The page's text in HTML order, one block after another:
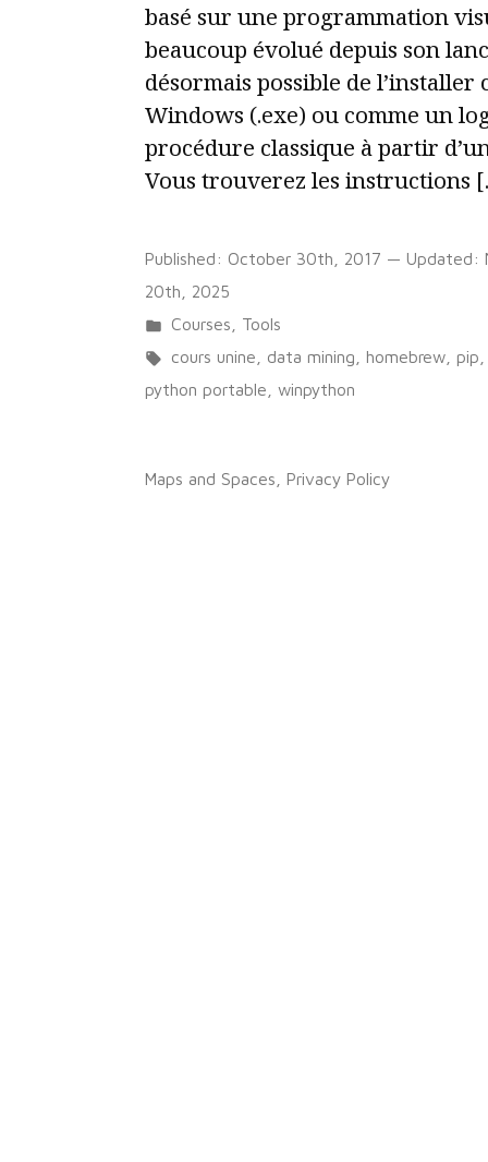
basé sur une programmation
beaucoup évolué depuis son
désormais possible de
Windows (.exe) ou comme un
procédure classique à partir
Vous trouverez les instructions
Published: October 30th, 2017 — Updated:
20th, 2025
Posted
in
Courses
Tools
Tags:
cours unine data mining homebrew, pip
python portable ,winpython
Orange
Maps and Spaces Privacy Policy